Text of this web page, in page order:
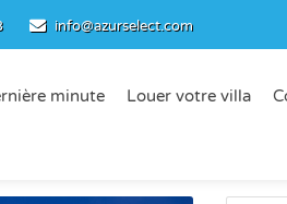
info@azurselect.com
minute Louer votre villa